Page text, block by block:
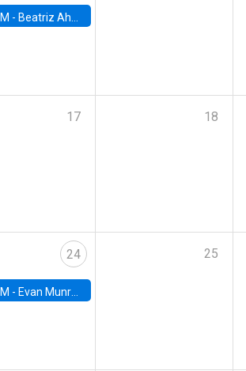
- Beatriz Ahumada, PhD candidate, Universidad de Pittsburgh
17 18
24
- Evan Munro, Neyman Visiting Assistant Professor in the Department of Statistics at UC Berkeley
25